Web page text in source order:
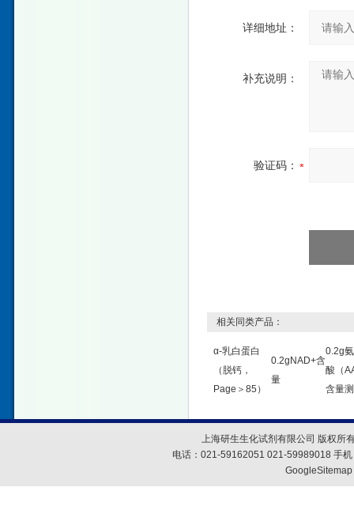
详细地址：
补充说明：
验证码：
相关同类产品：
α-乳白蛋白
（脱钙，
Page＞85）
0.2gNAD+含
量
0.2g
酸（
含量
上海研生生化试剂有限公司 版权所
电话：021-59162051 021-59989018 手
GoogleSitemap